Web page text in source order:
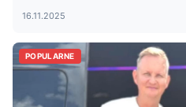
16.11.2025
POPULARNE